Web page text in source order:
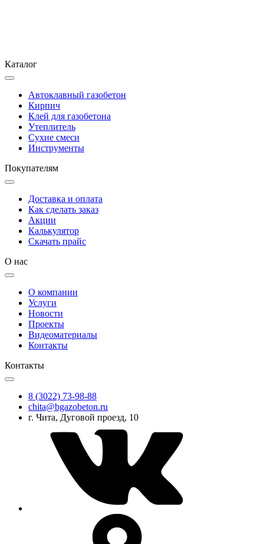
Каталог
Автоклавный газобетон
Кирпич
Клей для газобетона
Утеплитель
Сухие смеси
Инструменты
Покупателям
Доставка и оплата
Как сделать заказ
Акции
Калькулятор
Скачать прайс
О нас
О компании
Услуги
Новости
Проекты
Видеоматериалы
Контакты
Контакты
8 (3022) 73-98-88
chita@bgazobeton.ru
г. Чита, Дуговой проезд, 10